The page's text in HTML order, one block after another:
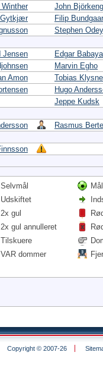
John
Gytkjær
Filip
Stephen Odey
Jensen
Edgar
Marvin Egho
Amon
Tobias
Hugo
Jeppe Kudsk
Rasmus
Selvmål
Udskiftet
2x gul
2x gul annulleret
Tilskuere
VAR dommer
Copyright © 2007-26